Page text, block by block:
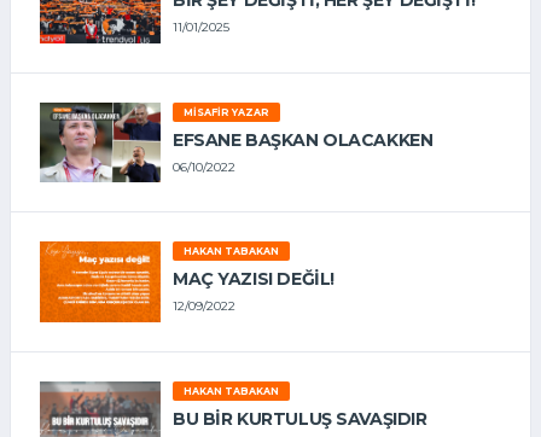
11/01/2025
MISAFIR YAZAR
EFSANE BAŞKAN OLACAKKEN
06/10/2022
HAKAN TABAKAN
MAÇ YAZISI DEĞİL!
12/09/2022
HAKAN TABAKAN
BU BİR KURTULUŞ SAVAŞIDIR